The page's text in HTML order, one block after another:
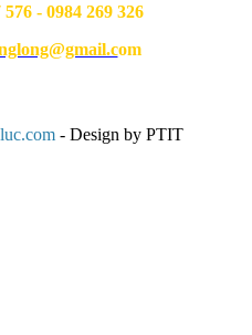
- 0984 269 326
om
- Design by PTIT